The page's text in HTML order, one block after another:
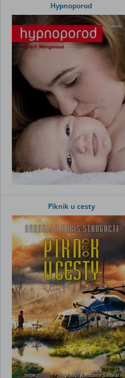
Hypnoporod
Piknik u cesty